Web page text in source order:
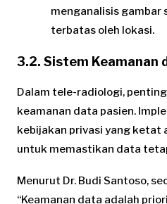
menganalisis gambar
terbatas oleh lokasi.
3.2. Sistem Keamanan
Dalam tele-radiologi,
keamanan data pasien.
kebijakan privasi yang ketat
untuk memastikan data
Menurut Dr. Budi Santoso,
“Keamanan data adalah